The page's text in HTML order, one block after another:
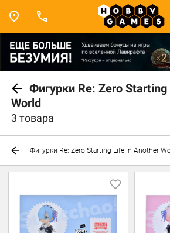
Фигурки Re: Zero
World
3 товара
Фигурки Re: Zero Starting Life in Another